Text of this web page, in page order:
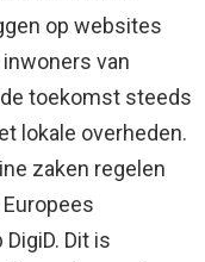
op websites
van
de toekomst steeds
lokale overheden.
zaken regelen
Dit is